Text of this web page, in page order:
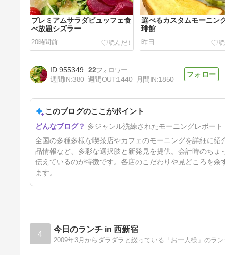
プレミアムサラダビュッフェ食
べ放題シズラー
20時間前
選べるカスタムモーニン
琲館
昨日
桃みるくアールグレイティーか
き氷 ベアーズキッチン
4日前
955349
22
週間IN:380 週間OUT:1440 月間IN:1850
このブログのここがポイント
多ジャンル洗練されたモーニングレポート
全国の多種多様な喫茶店やカフェのモーニングを詳細に
品情報など、多彩な選択肢と新発見を提供。会計時のち
伝えているのが特徴です。各店のこだわりや見どころを
ます。
4 今日のランチ in 西新宿